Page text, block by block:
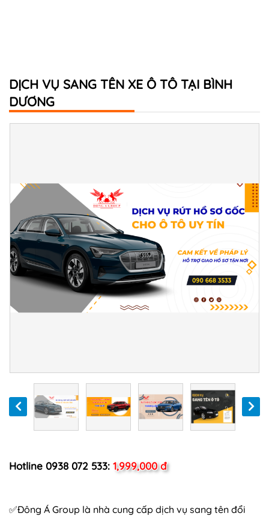
DỊCH VỤ SANG TÊN XE Ô TÔ TẠI BÌNH
DƯƠNG
Hotline 0938 072 533: 1,999,000 đ
✅Đông Á Group là nhà cung cấp dịch vụ sang tên đổi